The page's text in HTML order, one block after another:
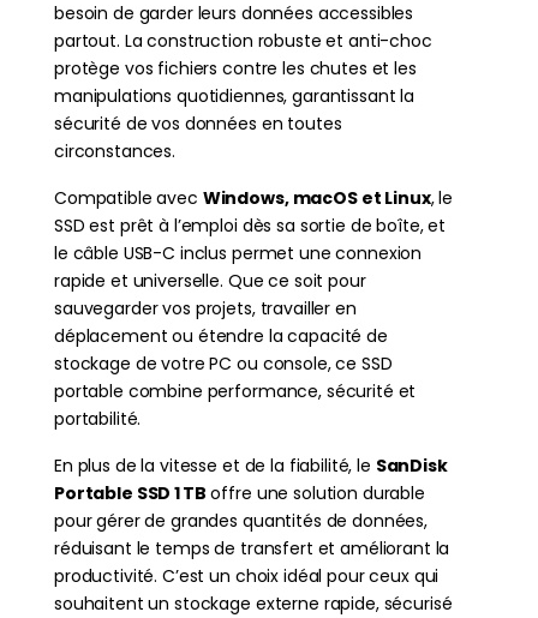
besoin de garder leurs données accessibles
partout. La construction robuste et anti-choc
protège vos fichiers contre les chutes et les
manipulations quotidiennes, garantissant la
sécurité de vos données en toutes
circonstances.
Compatible avec Windows, macOS et Linux, le
SSD est prêt à l’emploi dès sa sortie de boîte, et
le câble USB-C inclus permet une connexion
rapide et universelle. Que ce soit pour
sauvegarder vos projets, travailler en
déplacement ou étendre la capacité de
stockage de votre PC ou console, ce SSD
portable combine performance, sécurité et
portabilité.
En plus de la vitesse et de la fiabilité, le SanDisk
Portable SSD 1 TB offre une solution durable
pour gérer de grandes quantités de données,
réduisant le temps de transfert et améliorant la
productivité. C’est un choix idéal pour ceux qui
souhaitent un stockage externe rapide, sécurisé